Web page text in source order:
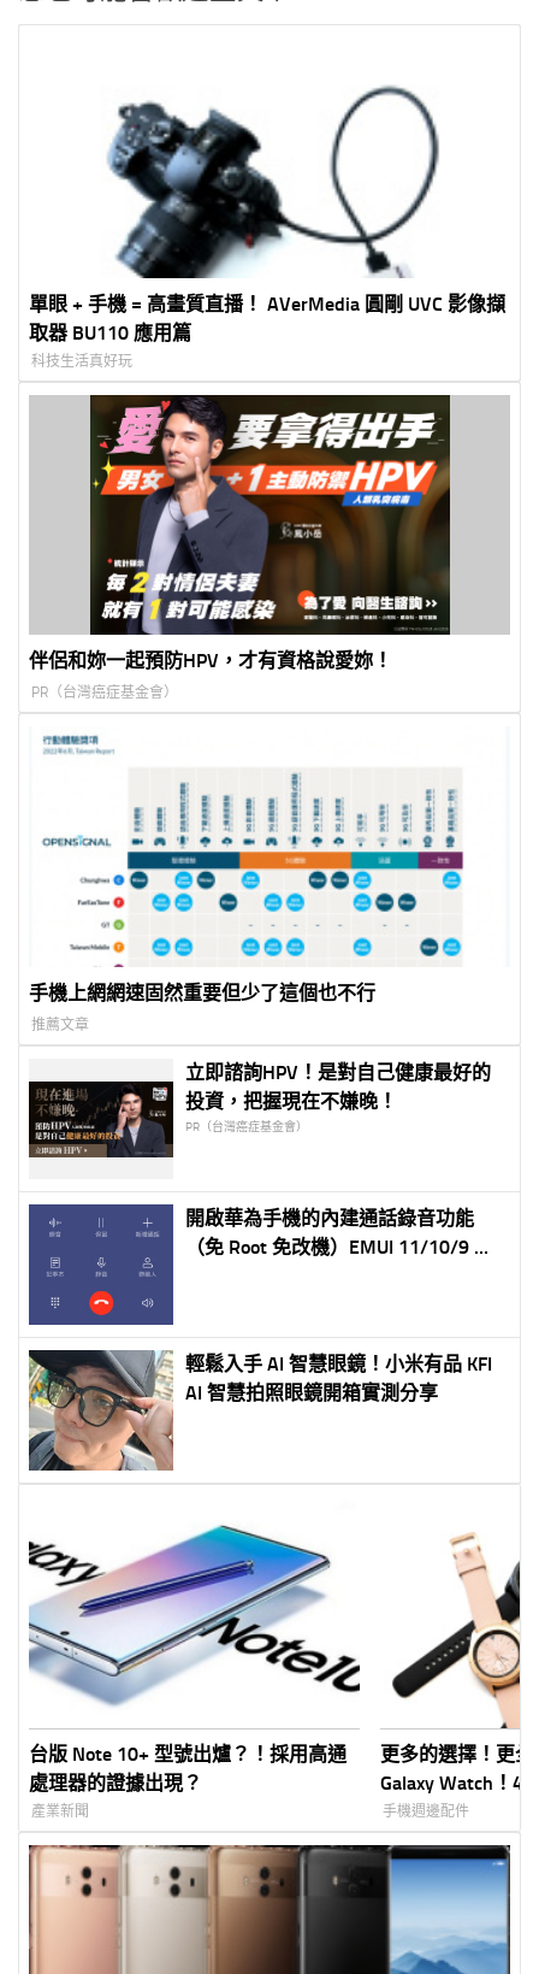
單眼 + 手機 = 高畫質直播！ AVerMedia 圓剛 UVC 影像擷
取器 BU110 應用篇
科技生活真好玩
伴侶和妳一起預防HPV，才有資格說愛妳！
PR（台灣癌症基金會）
手機上網網速固然重要但少了這個也不行
推薦文章
立即諮詢HPV！是對自己健康最好的
投資，把握現在不嫌晚！
PR（台灣癌症基金會）
開啟華為手機的內建通話錄音功能
（免 Root 免改機）EMUI 11/10/9 都
輕鬆入手 AI 智慧眼鏡！小米有品 KFI
AI 智慧拍照眼鏡開箱實測分享
台版 Note 10+ 型號出爐？！採用高通
處理器的證據出現？
產業新聞
更多的選擇！更
Galaxy Watch！
擇、防水全面加
手機週邊配件